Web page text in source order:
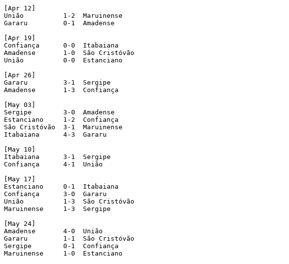
[Apr 12]
União          1-2  Maruinense
Gararu         0-1  Amadense
[Apr 19]
Confiança      0-0  Itabaiana
Amadense       1-0  São Cristóvão
União          0-0  Estanciano
[Apr 26]
Gararu         3-1  Sergipe
Amadense       1-3  Confiança
[May 03]
Sergipe        3-0  Amadense
Estanciano     1-2  Confiança
São Cristóvão  3-1  Maruinense
Itabaiana      4-3  Gararu
[May 10]
Itabaiana      3-1  Sergipe
Confiança      4-1  União
[May 17]
Estanciano     0-1  Itabaiana
Confiança      3-0  Gararu
União          1-3  São Cristóvão
Maruinense     1-3  Sergipe
[May 24]
Amadense       4-0  União
Gararu         1-1  São Cristóvão
Sergipe        0-1  Confiança
Maruinense     1-0  Estanciano